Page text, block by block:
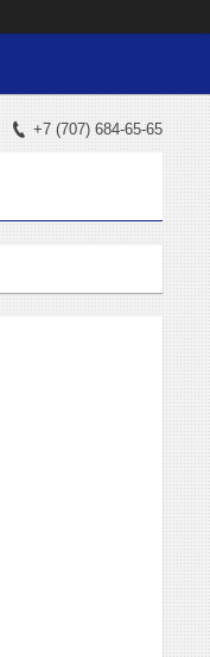
+7 (707) 684-65-65